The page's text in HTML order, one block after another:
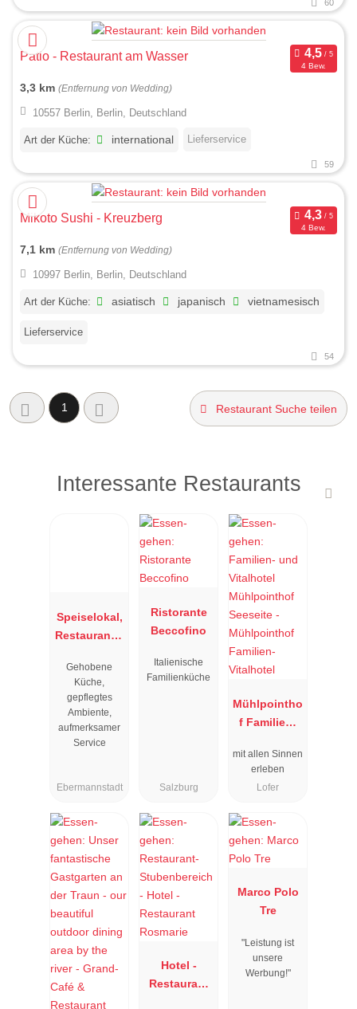
60
Patio - Restaurant am Wasser
4 Bew.
3,3 km (Entfernung von Wedding)
10557 Berlin, Berlin, Deutschland
Art der Küche: international Lieferservice
59
Mikoto Sushi - Kreuzberg
4 Bew.
7,1 km (Entfernung von Wedding)
10997 Berlin, Berlin, Deutschland
Art der Küche: asiatisch japanisch vietnamesisch
Lieferservice
54
1 Restaurant Suche teilen
Interessante Restaurants
Speiselokal,
Restaurant "
"
Gehobene
Küche,
gepflegtes
Ambiente,
aufmerksamer
Service
Ebermannstadt
Ristorante
Beccofino
Italienische
Familienküche
Salzburg
Mühlpointho
f Familien-
mit allen Sinnen
erleben
Lofer
Hotel -
Restaurant
Marco Polo
Tre
"Leistung ist
unsere
Werbung!"